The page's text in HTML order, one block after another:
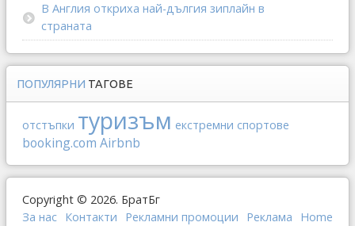
В Англия откриха най-дългия зиплайн в
страната
ПОПУЛЯРНИ ТАГОВЕ
отстъпки туризъм екстремни спортове
booking.com Airbnb
Copyright © 2026. БратБг
За нас Контакти Рекламни промоции Реклама Home